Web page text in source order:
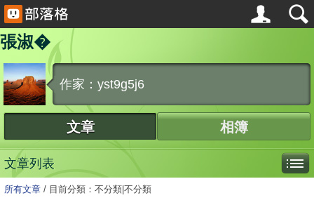
張淑�
作家：yst9g5j6
文章 相簿
文章列表
所有文章 / 目前分類：不分類|不分類